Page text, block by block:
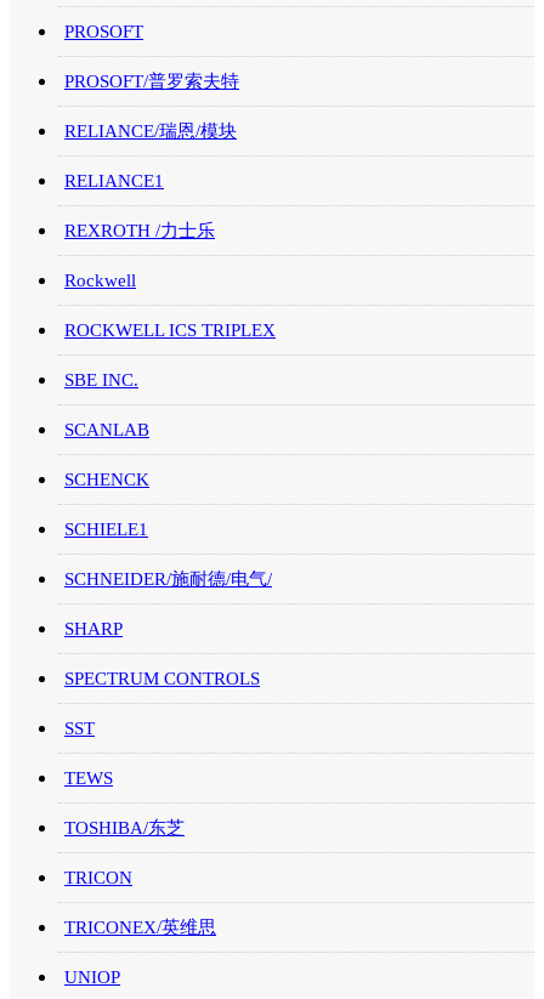
PROSOFT
PROSOFT/普罗索夫特
RELIANCE/瑞恩/模块
RELIANCE1
REXROTH /力士乐
Rockwell
ROCKWELL ICS TRIPLEX
SBE INC.
SCANLAB
SCHENCK
SCHIELE1
SCHNEIDER/施耐德/电气/
SHARP
SPECTRUM CONTROLS
SST
TEWS
TOSHIBA/东芝
TRICON
TRICONEX/英维思
UNIOP